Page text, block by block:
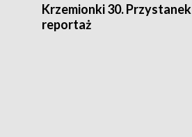
Krzemionki 30. Przystanek
reportaż